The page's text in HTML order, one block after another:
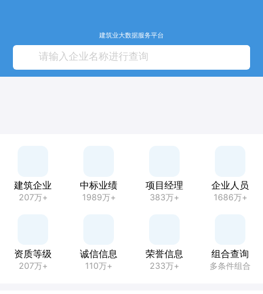
建筑业大数据服务平台
建筑企业
207万+
中标业绩
1989万+
项目经理
383万+
企业人员
1686万+
资质等级
207万+
诚信信息
110万+
荣誉信息
233万+
组合查询
多条件组合